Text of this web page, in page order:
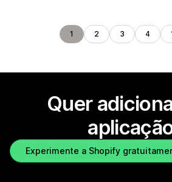
1 2 3 4
Quer
Experimente a Shopify